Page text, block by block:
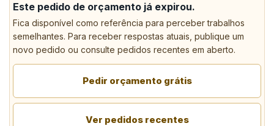
Este pedido de orçamento já expirou.
Fica disponível como referência para perceber trabalhos
semelhantes. Para receber respostas atuais, publique um
novo pedido ou consulte pedidos recentes em aberto.
Pedir orçamento grátis
Ver pedidos recentes